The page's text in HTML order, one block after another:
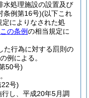
水処理施設の設置及び
条例第16号)(以下これ
定によりなされた処
この条例の相当規定に
た行為に対する罰則の
例による。
50号)
号)
し、平成20年5月調